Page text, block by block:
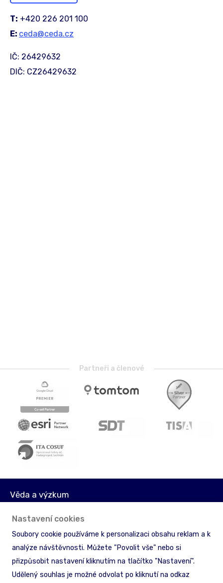
T: +420 226 201 100
E: ceda@ceda.cz
IČ: 26429632
DIČ: CZ26429632
Partneři a členové
Věda a výzkum
Akcionáři
Licenční podmínky
Ochrana informací
Zpětný odběr & recyklace
Nastavení cookies
Soubory cookie používáme k personalizaci obsahu reklam a k
analýze návštěvnosti. Můžete "Povolit vše" nebo si
přizpůsobit nastavení kliknutím na tlačítko "Nastavení".
Udělený souhlas je možné odvolat po kliknutí na odkaz